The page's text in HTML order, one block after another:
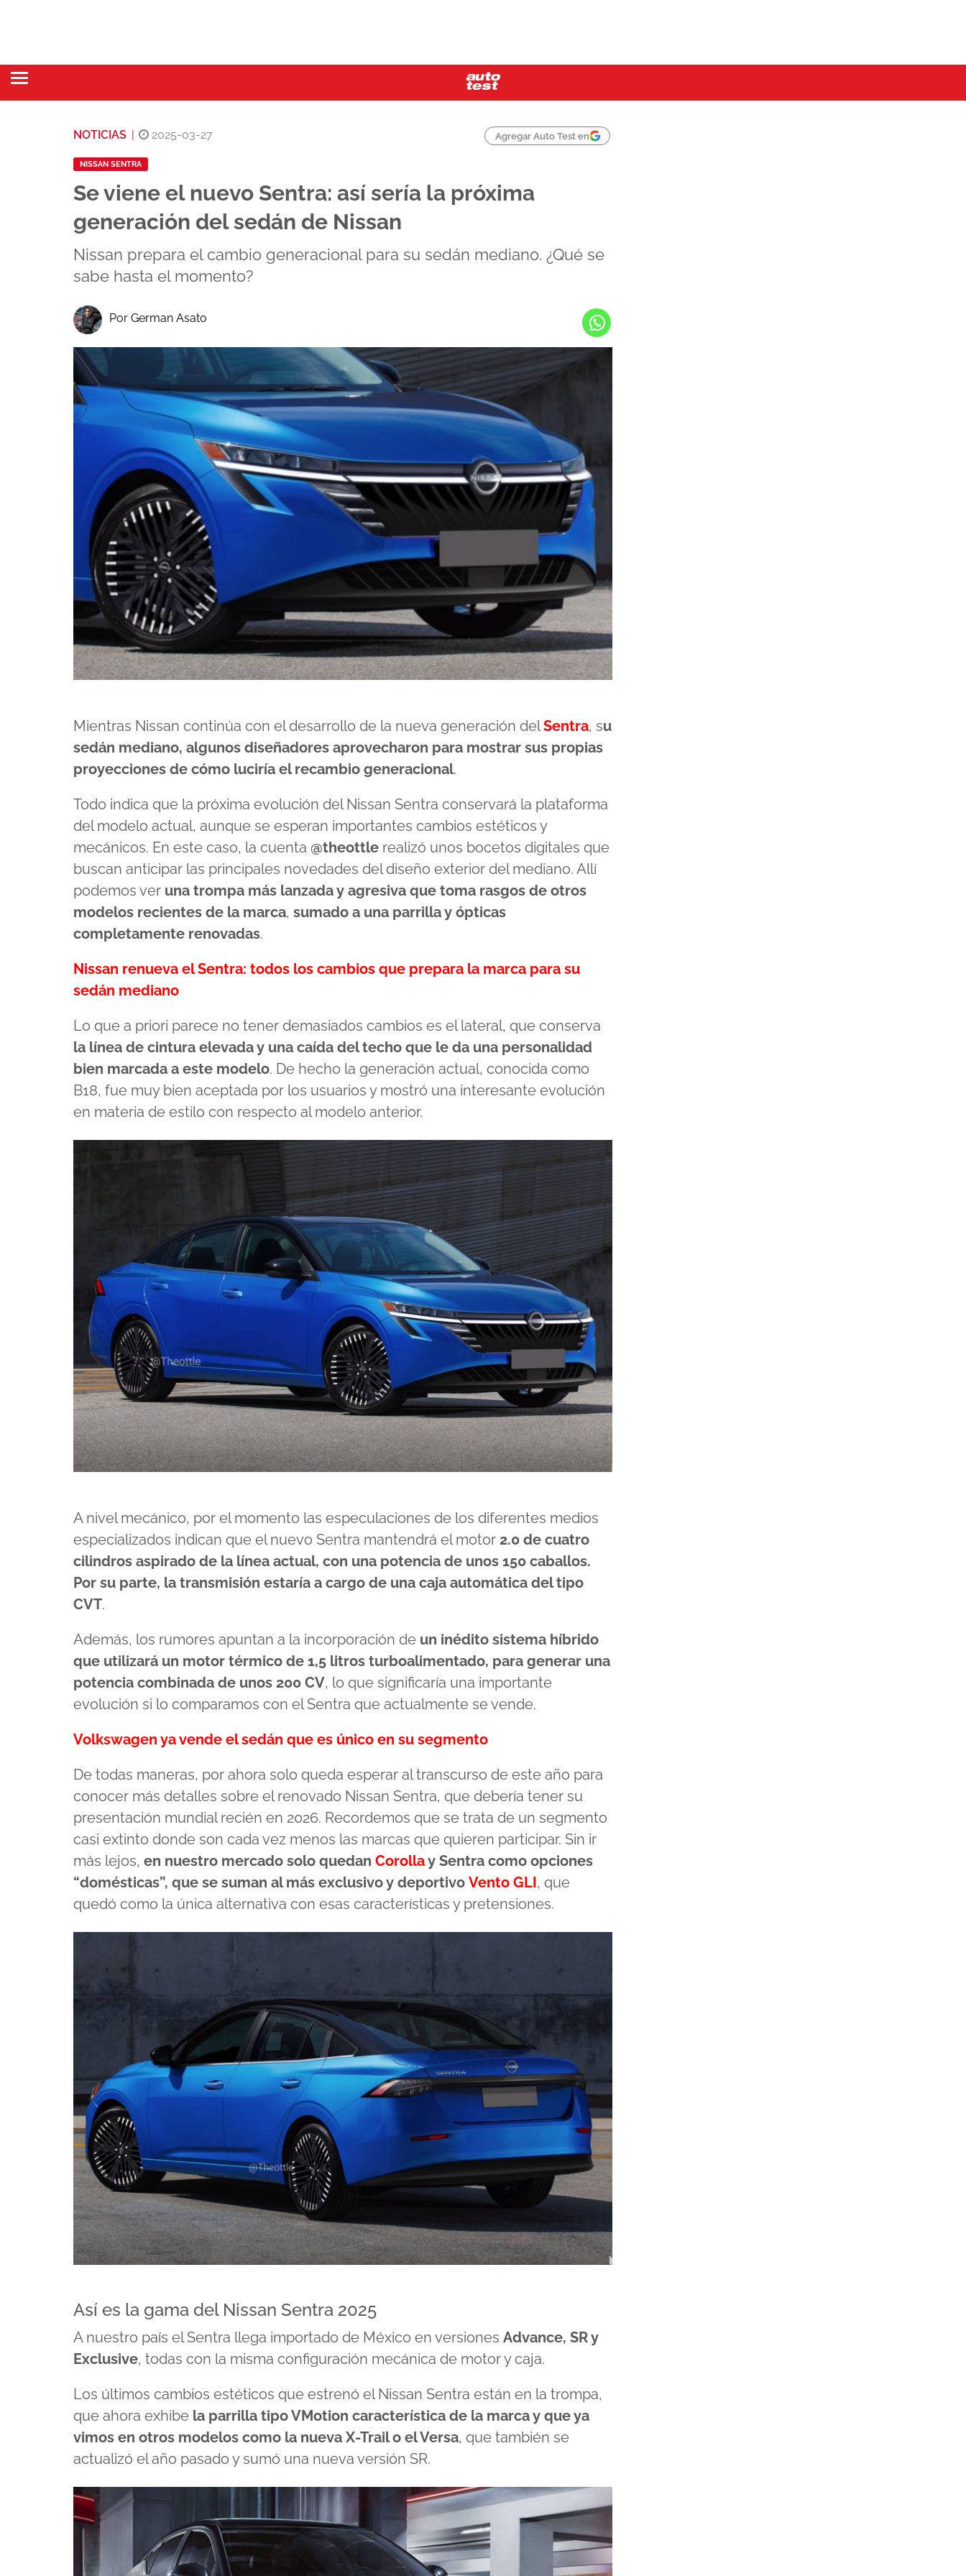
NOTICIAS 2025-03-27 Agregar Auto Test en
NISSAN SENTRA
Se viene el nuevo Sentra: así sería la próxima
generación del sedán de Nissan
Nissan prepara el cambio generacional para su sedán mediano. ¿Qué se
sabe hasta el momento?
Por German Asato
Mientras Nissan continúa con el desarrollo de la nueva generación delSentra, su
sedán mediano, algunos diseñadores aprovecharon para mostrar sus propias
proyecciones de cómo luciría el recambio generacional.
Todo indica que la próxima evolución del Nissan Sentra conservará la plataforma
del modelo actual, aunque se esperan importantes cambios estéticos y
mecánicos. En este caso, la cuenta @theottle realizó unos bocetos digitales que
buscan anticipar las principales novedades del diseño exterior del mediano. Allí
podemos ver una trompa más lanzada y agresiva que toma rasgos de otros
modelos recientes de la marca, sumado a una parrilla y ópticas
completamente renovadas.
Nissan renueva el Sentra: todos los cambios que prepara la marca para su
sedán mediano
Lo que a priori parece no tener demasiados cambios es el lateral, que conserva
la línea de cintura elevada y una caída del techo que le da una personalidad
bien marcada a este modelo. De hecho la generación actual, conocida como
B18, fue muy bien aceptada por los usuarios y mostró una interesante evolución
en materia de estilo con respecto al modelo anterior.
A nivel mecánico, por el momento las especulaciones de los diferentes medios
especializados indican que el nuevo Sentra mantendrá el motor 2.0 de cuatro
cilindros aspirado de la línea actual, con una potencia de unos 150 caballos.
Por su parte, la transmisión estaría a cargo de una caja automática del tipo
CVT.
Además, los rumores apuntan a la incorporación de un inédito sistema híbrido
que utilizará un motor térmico de 1,5 litros turboalimentado, para generar una
potencia combinada de unos 200 CV, lo que significaría una importante
evolución si lo comparamos con el Sentra que actualmente se vende.
Volkswagen ya vende el sedán que es único en su segmento
De todas maneras, por ahora solo queda esperar al transcurso de este año para
conocer más detalles sobre el renovado Nissan Sentra, que debería tener su
presentación mundial recién en 2026. Recordemos que se trata de un segmento
casi extinto donde son cada vez menos las marcas que quieren participar. Sin ir
más lejos, en nuestro mercado solo quedan Corollay Sentra como opciones
“domésticas”, que se suman al más exclusivo y deportivo Vento GLI, que
quedó como la única alternativa con esas características y pretensiones.
Así es la gama del Nissan Sentra 2025
A nuestro país el Sentra llega importado de México en versiones Advance, SR y
Exclusive, todas con la misma configuración mecánica de motor y caja.
Los últimos cambios estéticos que estrenó el Nissan Sentra están en la trompa,
que ahora exhibe la parrilla tipo VMotion característica de la marca y que ya
vimos en otros modelos como la nueva X-Trail o el Versa, que también se
actualizó el año pasado y sumó una nueva versión SR.